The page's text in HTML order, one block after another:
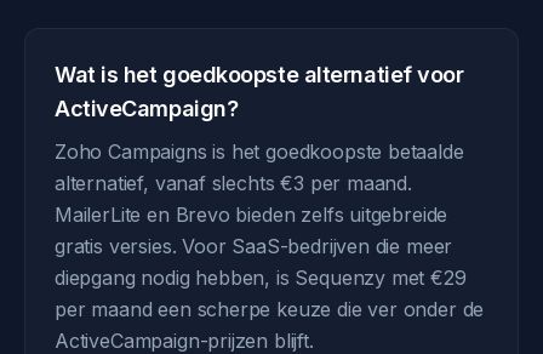
Wat is het goedkoopste alternatief voor
ActiveCampaign?
Zoho Campaigns is het goedkoopste betaalde
alternatief, vanaf slechts €3 per maand.
MailerLite en Brevo bieden zelfs uitgebreide
gratis versies. Voor SaaS-bedrijven die meer
diepgang nodig hebben, is Sequenzy met €29
per maand een scherpe keuze die ver onder de
ActiveCampaign-prijzen blijft.